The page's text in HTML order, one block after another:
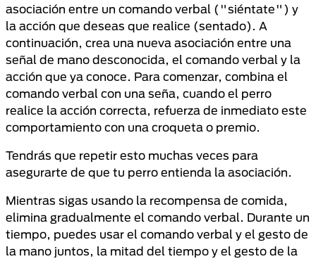
asociación entre un comando verbal ("siéntate") y
la acción que deseas que realice (sentado). A
continuación, crea una nueva asociación entre una
señal de mano desconocida, el comando verbal y la
acción que ya conoce. Para comenzar, combina el
comando verbal con una seña, cuando el perro
realice la acción correcta, refuerza de inmediato este
comportamiento con una croqueta o premio.
Tendrás que repetir esto muchas veces para
asegurarte de que tu perro entienda la asociación.
Mientras sigas usando la recompensa de comida,
elimina gradualmente el comando verbal. Durante un
tiempo, puedes usar el comando verbal y el gesto de
la mano juntos, la mitad del tiempo y el gesto de la